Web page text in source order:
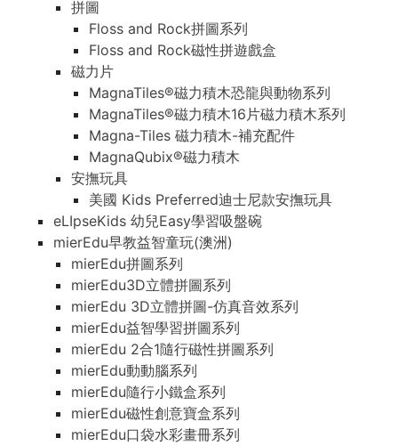
拼圖
Floss and Rock拼圖系列
Floss and Rock磁性拼遊戲盒
磁力片
MagnaTiles®磁力積木恐龍與動物系列
MagnaTiles®磁力積木16片磁力積木系列
Magna-Tiles 磁力積木-補充配件
MagnaQubix®磁力積木
安撫玩具
美國 Kids Preferred迪士尼款安撫玩具
eLIpseKids 幼兒Easy學習吸盤碗
mierEdu早教益智童玩(澳洲)
mierEdu拼圖系列
mierEdu3D立體拼圖系列
mierEdu 3D立體拼圖-仿真音效系列
mierEdu益智學習拼圖系列
mierEdu 2合1隨行磁性拼圖系列
mierEdu動動腦系列
mierEdu隨行小鐵盒系列
mierEdu磁性創意寶盒系列
mierEdu口袋水彩畫冊系列